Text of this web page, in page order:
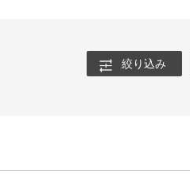
絞り込み